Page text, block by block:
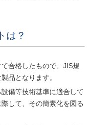
は？
合格したもので、JIS規
品となります。
備等技術基準に適合して
して、その簡素化を図る